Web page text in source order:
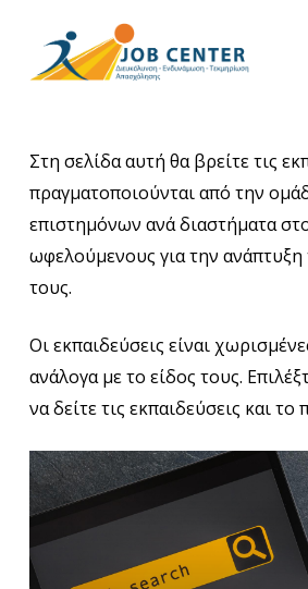
main
Στη σελίδα αυτή θα βρείτε τις
πραγματοποιούνται από την
επιστημόνων ανά διαστήματα
ωφελούμενους για την
τους.
Οι εκπαιδεύσεις είναι
ανάλογα με το είδος τους.
να δείτε τις εκπαιδεύσεις και
Learn
more